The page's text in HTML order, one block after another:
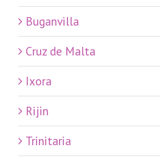
Buganvilla
Cruz de Malta
Ixora
Rijin
Trinitaria